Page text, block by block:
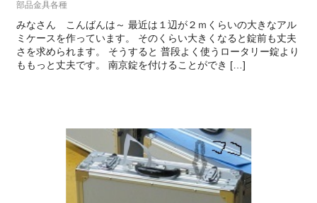
部品金具各種
みなさん こんばんは～ 最近は１辺が２ｍくらいの大きなアル
ミケースを作っています。 そのくらい大きくなると錠前も丈夫
さを求められます。 そうすると 普段よく使うロータリー錠より
ももっと丈夫です。 南京錠を付けることができ […]